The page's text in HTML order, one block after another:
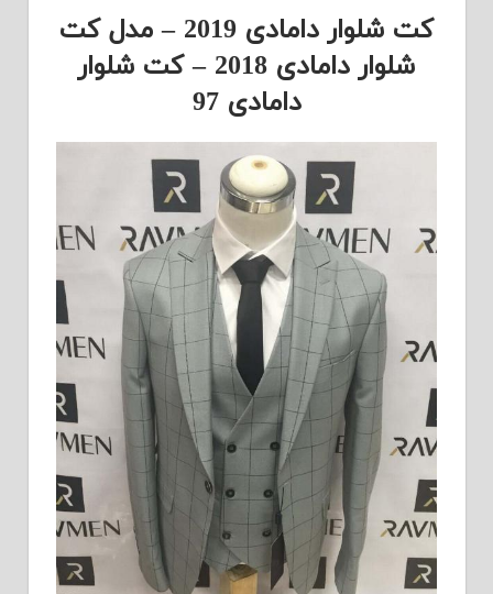
کت شلوار دامادی 2019 – مدل کت
شلوار دامادی 2018 – کت شلوار
دامادی 97